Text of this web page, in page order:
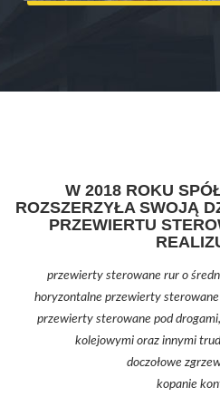
W 2018 ROKU
ROZSZERZYŁA SWOJĄ
PRZEWIERTU
przewierty sterowane rur o
horyzontalne przewierty sterowane
przewierty sterowane pod
kolejowymi oraz innymi
doczołowe
kopanie